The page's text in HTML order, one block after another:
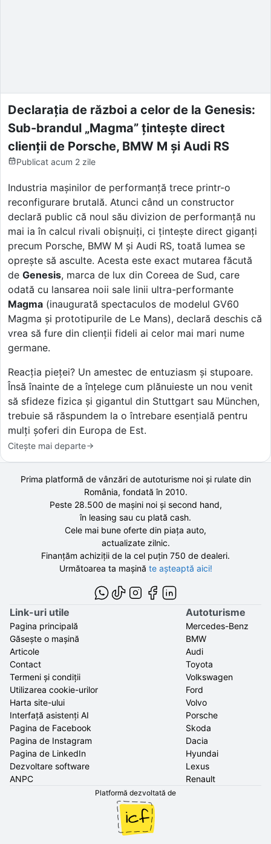
Declarația de război a celor de la Genesis:
Sub-brandul „Magma” țintește direct
clienții de Porsche, BMW M și Audi RS
Publicat acum 2 zile
Industria mașinilor de performanță trece printr-o
reconfigurare brutală. Atunci când un constructor
declară public că noul său divizion de performanță nu
mai ia în calcul rivali obișnuiți, ci țintește direct giganți
precum Porsche, BMW M și Audi RS, toată lumea se
oprește să asculte. Acesta este exact mutarea făcută
de Genesis, marca de lux din Coreea de Sud, care
odată cu lansarea noii sale linii ultra-performante
Magma (inaugurată spectaculos de modelul GV60
Magma și prototipurile de Le Mans), declară deschis că
vrea să fure din clienții fideli ai celor mai mari nume
germane.
Reacția pieței? Un amestec de entuziasm și stupoare.
Însă înainte de a înțelege cum plănuieste un nou venit
să sfideze fizica și gigantul din Stuttgart sau München,
trebuie să răspundem la o întrebare esențială pentru
mulți șoferi din Europa de Est.
Citește mai departe
Prima platformă de vânzări de autoturisme noi și rulate din
România, fondată în 2010.
Peste 28.500 demașini noi și second hand,
în leasing sau cu plată cash.
Cele mai bune oferte din piața auto,
actualizate zilnic.
Finanțăm achiziții de la cel puțin 750 de dealeri.
Următoarea ta mașină te așteaptă aici!
Link-uri utile
Pagina principală
Găsește o mașină
Articole
Contact
Termeni și condiții
Utilizarea cookie-urilor
Harta site-ului
Interfață asistenți AI
Pagina de Facebook
Pagina de Instagram
Pagina de LinkedIn
Dezvoltare software
ANPC
Autoturisme
Mercedes-Benz
BMW
Audi
Toyota
Volkswagen
Ford
Volvo
Porsche
Skoda
Dacia
Hyundai
Lexus
Renault
Platformă dezvoltată de